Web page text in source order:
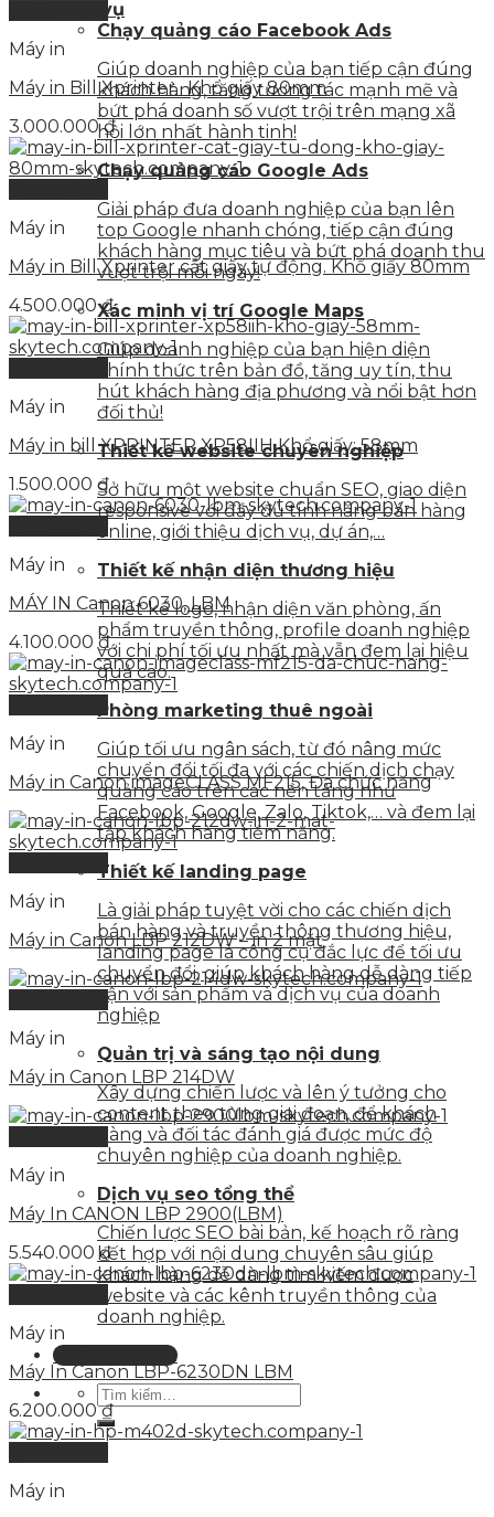
Dịch vụ
Chạy quảng cáo Facebook Ads
Giúp doanh nghiệp của bạn tiếp cận đúng
khách hàng, tăng tương tác mạnh mẽ và
bứt phá doanh số vượt trội trên mạng xã
hội lớn nhất hành tinh!
Chạy quảng cáo Google Ads
Giải pháp đưa doanh nghiệp của bạn lên
top Google nhanh chóng, tiếp cận đúng
khách hàng mục tiêu và bứt phá doanh thu
vượt trội mỗi ngày!
Xác minh vị trí Google Maps
Giúp doanh nghiệp của bạn hiện diện
chính thức trên bản đồ, tăng uy tín, thu
hút khách hàng địa phương và nổi bật hơn
đối thủ!
Thiết kế website chuyên nghiệp
Sở hữu một website chuẩn SEO, giao diện
responsive với đầy đủ tính năng bán hàng
online, giới thiệu dịch vụ, dự án,…
Thiết kế nhận diện thương hiệu
Thiết kế logo, nhận diện văn phòng, ấn
phẩm truyền thông, profile doanh nghiệp
với chi phí tối ưu nhất mà vẫn đem lại hiệu
quả cao.
Phòng marketing thuê ngoài
Giúp tối ưu ngân sách, từ đó nâng mức
chuyển đổi tối đa với các chiến dịch chạy
quảng cáo trên các nền tảng như
Facebook, Google, Zalo, Tiktok,… và đem lại
tập khách hàng tiềm năng.
Thiết kế landing page
Là giải pháp tuyệt vời cho các chiến dịch
bán hàng và truyền thông thương hiệu,
landing page là công cụ đắc lực để tối ưu
chuyển đổi, giúp khách hàng dễ dàng tiếp
cận với sản phẩm và dịch vụ của doanh
nghiệp
Quản trị và sáng tạo nội dung
Xây dựng chiến lược và lên ý tưởng cho
content theo từng giai đoạn, để khách
hàng và đối tác đánh giá được mức độ
chuyên nghiệp của doanh nghiệp.
Dịch vụ seo tổng thể
Chiến lược SEO bài bản, kế hoạch rõ ràng
kết hợp với nội dung chuyên sâu giúp
khách hàng dễ dàng tìm kiếm được
website và các kênh truyền thông của
doanh nghiệp.
Liên hệ tư vấn
Máy in
Máy in Bill Xprinter . Khổ giấy 80mm
3.000.000₫
Máy in
Máy in Bill Xprinter cắt giấy tự động. Khổ giấy 80mm
4.500.000₫
Máy in
Máy in bill XPRINTER XP58IIH Khổ giấy: 58mm
1.500.000 ₫
Máy in
MÁY IN Canon 6030, LBM
4.100.000₫
Máy in
Máy in Canon imageCLASS MF215, Đa chức năng
Máy in
Máy in Canon LBP 212DW – in 2 mặt
Máy in
Máy in Canon LBP 214DW
Máy in
Máy In CANON LBP 2900(LBM)
5.540.000₫
Máy in
Máy In Canon LBP-6230DN LBM
6.200.000₫
Máy in